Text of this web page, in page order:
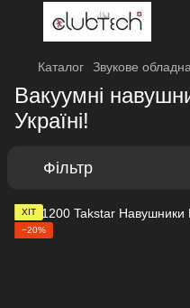
Каталог Звукове
Вакуумні
Україні!
Фільтр
ХІТ
−20%